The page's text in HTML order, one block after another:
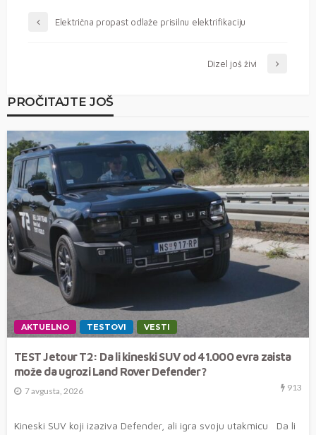
Električna propast odlaže prisilnu elektrifikaciju
Dizel još živi
PROČITAJTE JOŠ
AKTUELNO TESTOVI VESTI
TEST Jetour T2: Da li kineski SUV od 41.000 evra zaista
može da ugrozi Land Rover Defender?
7 avgusta, 2026 913
Kineski SUV koji izaziva Defender, ali igra svoju utakmicu Da li